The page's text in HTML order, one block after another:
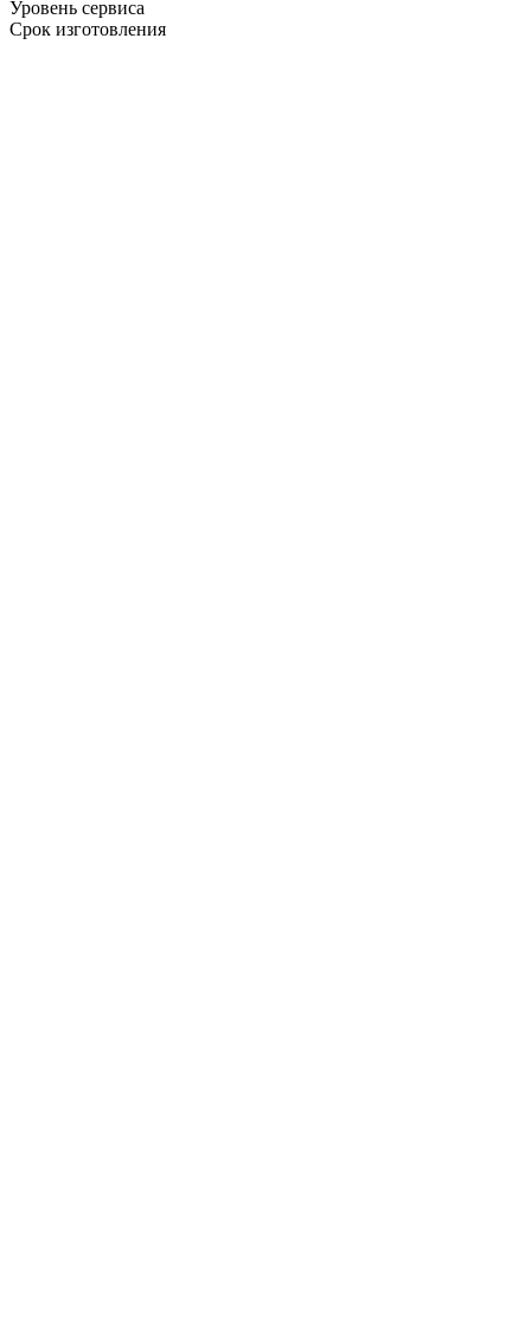
Уровень сервиса
Срок изготовления